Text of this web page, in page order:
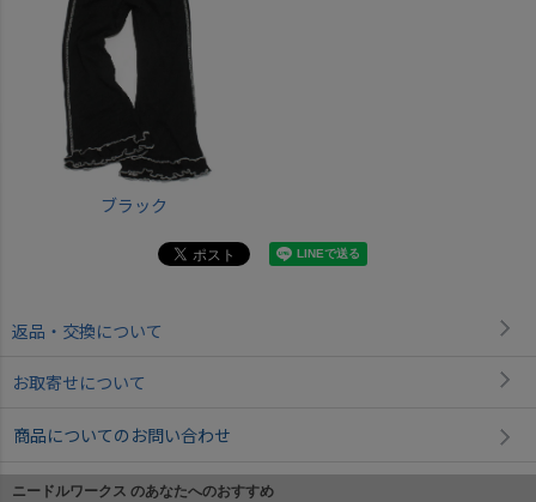
ブラック
返品・交換について
お取寄せについて
商品についてのお問い合わせ
ニードルワークス のあなたへのおすすめ